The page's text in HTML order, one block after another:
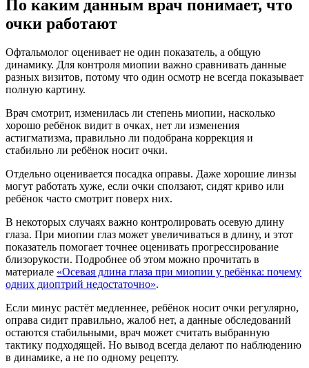
По каким данным врач понимает, что
очки работают
Офтальмолог оценивает не один показатель, а общую
динамику. Для контроля миопии важно сравнивать данные
разных визитов, потому что один осмотр не всегда показывает
полную картину.
Врач смотрит, изменилась ли степень миопии, насколько
хорошо ребёнок видит в очках, нет ли изменения
астигматизма, правильно ли подобрана коррекция и
стабильно ли ребёнок носит очки.
Отдельно оценивается посадка оправы. Даже хорошие линзы
могут работать хуже, если очки сползают, сидят криво или
ребёнок часто смотрит поверх них.
В некоторых случаях важно контролировать осевую длину
глаза. При миопии глаз может увеличиваться в длину, и этот
показатель помогает точнее оценивать прогрессирование
близорукости. Подробнее об этом можно прочитать в
материале «Осевая длина глаза при миопии у ребёнка: почему
одних диоптрий недостаточно».
Если минус растёт медленнее, ребёнок носит очки регулярно,
оправа сидит правильно, жалоб нет, а данные обследований
остаются стабильными, врач может считать выбранную
тактику подходящей. Но вывод всегда делают по наблюдению
в динамике, а не по одному рецепту.